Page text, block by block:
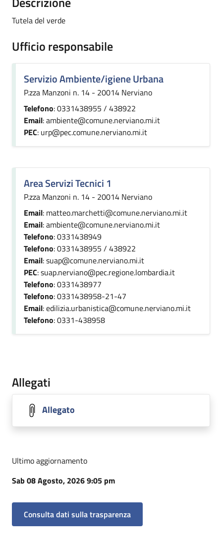
Tutela del verde
Ufficio responsabile
Servizio Ambiente/igiene Urbana
P.zza Manzoni n. 14 - 20014 Nerviano
Telefono: 0331438955 / 438922
Email: ambiente@comune.nerviano.mi.it
PEC: urp@pec.comune.nerviano.mi.it
Area Servizi Tecnici 1
P.zza Manzoni n. 14 - 20014 Nerviano
Email: matteo.marchetti@comune.nerviano.mi.it
Email: ambiente@comune.nerviano.mi.it
Telefono: 0331438949
Telefono: 0331438955 / 438922
Email: suap@comune.nerviano.mi.it
PEC: suap.nerviano@pec.regione.lombardia.it
Telefono: 0331438977
Telefono: 0331438958-21-47
Email: edilizia.urbanistica@comune.nerviano.mi.it
Telefono: 0331-438958
Allegati
Allegato
Ultimo aggiornamento
Sab 08 Agosto, 2026 9:05 pm
Consulta dati sulla trasparenza